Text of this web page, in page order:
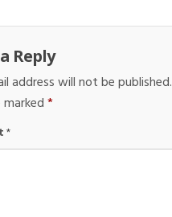
Reply
address will not be published.
*
*